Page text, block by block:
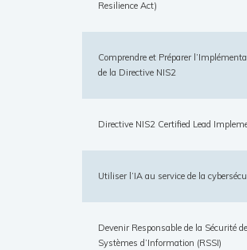
Resilience Act)
Comprendre et Préparer
de la Directive NIS2
Directive NIS2 Certified Lead
Utiliser l’IA au service de la
Devenir Responsable de la Sécurité
Systèmes d’Information (RSSI)